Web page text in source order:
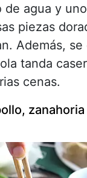
de agua y
piezas
Además,
tanda
cenas.
zanahoria